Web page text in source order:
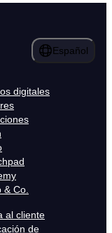
Español
digitales
& Co.
al cliente
de